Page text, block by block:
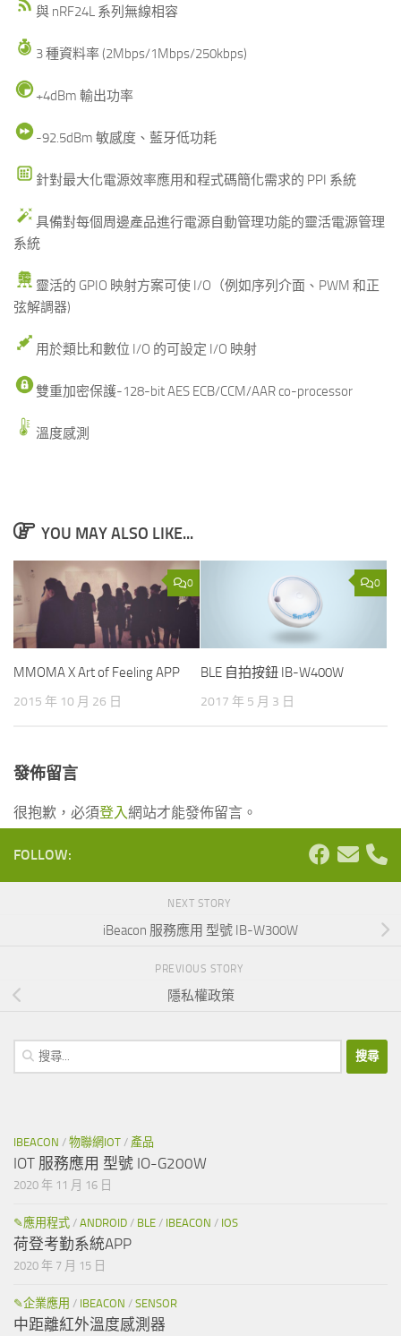
與 nRF24L 系列無線相容
3 種資料率 (2Mbps/1Mbps/250kbps)
+4dBm 輸出功率
-92.5dBm 敏感度、藍牙低功耗
針對最大化電源效率應用和程式碼簡化需求的 PPI 系統
具備對每個周邊產品進行電源自動管理功能的靈活電源管理
系統
靈活的 GPIO 映射方案可使 I/O（例如序列介面、PWM 和正
弦解調器)
用於類比和數位 I/O 的可設定 I/O 映射
雙重加密保護-128-bit AES ECB/CCM/AAR co-processor
溫度感測
YOU MAY ALSO LIKE...
0
MMOMA X Art of Feeling APP
2015 年 10 月 26 日
0
BLE 自拍按鈕 IB-W400W
2017 年 5 月 3 日
發佈留言
很抱歉，必須登入網站才能發佈留言。
FOLLOW:
NEXT STORY
iBeacon 服務應用 型號 IB-W300W
PREVIOUS STORY
隱私權政策
搜
尋
字:
IBEACON / 物聯網IOT / 產品
IOT 服務應用 型號 IO-G200W
2020 年 11 月 16 日
✎應用程式 / ANDROID / BLE / IBEACON / IOS
荷登考勤系統APP
2020 年 7 月 15 日
✎企業應用 / IBEACON / SENSOR
中距離紅外溫度感測器